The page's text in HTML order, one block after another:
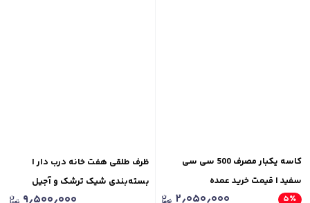
کاسه یکبار مصرف 500 سی سی
سفید | قیمت خرید عمده
۵٪ ۲٫۰۵۰٫۰۰۰
ظرف طلقی هفت خانه درب دار |
بسته‌بندی شیک ترشک و آجیل